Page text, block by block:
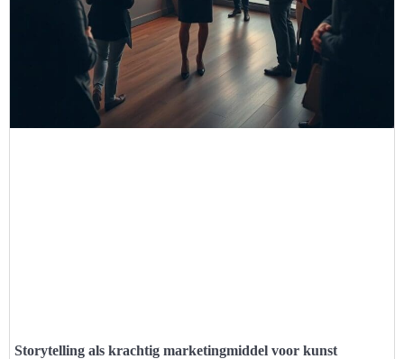
Storytelling als krachtig marketingmiddel voor kunst